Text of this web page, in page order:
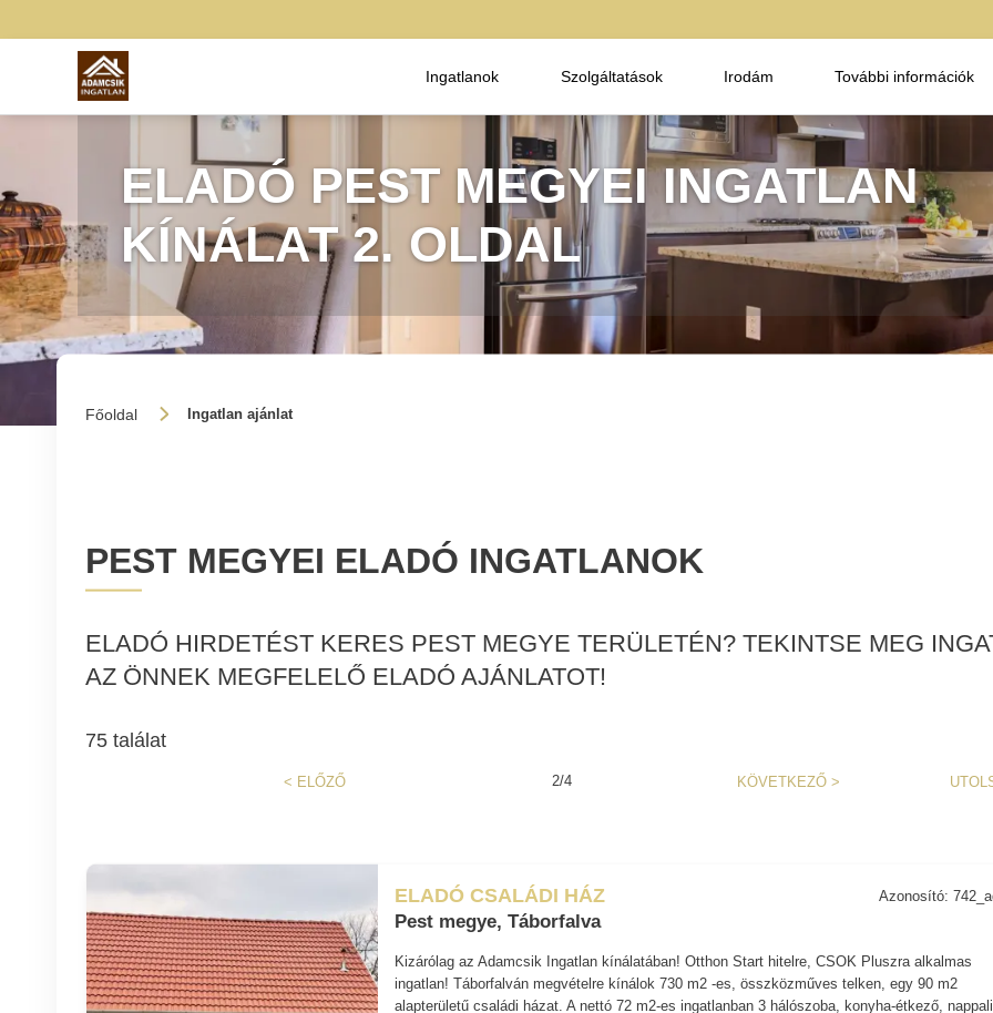
Ingatlanok Szolgáltatások Irodám További információk
ELADÓ PEST MEGYEI INGATLAN
KÍNÁLAT 2. OLDAL
Főoldal Ingatlan ajánlat
PEST MEGYEI ELADÓ INGATLANOK
ELADÓ HIRDETÉST KERES PEST MEGYE TERÜLETÉN? TEKINTSE MEG
AZ ÖNNEK MEGFELELŐ ELADÓ AJÁNLATOT!
75 találat
< ELŐZŐ 2/4 KÖVETKEZŐ>
ELADÓ CSALÁDI HÁZ
Pest megye, Táborfalva
Azonosító:
Kizárólag az Adamcsik Ingatlan kínálatában! Otthon Start hitelre, CSOK Pluszra alkalmas
ingatlan! Táborfalván megvételre kínálok 730 m2 -es, összközműves telken, egy 90 m2
alapterületű családi házat. A nettó 72 m2-es ingatlanban 3 hálószoba, konyha-étkező,